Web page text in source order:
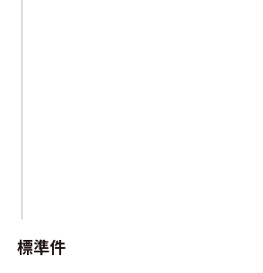
標準件